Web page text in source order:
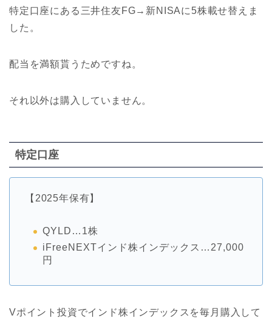
特定口座にある三井住友FG→新NISAに5株載せ替えま
した。
配当を満額貰うためですね。
それ以外は購入していません。
特定口座
【 2025年保有】
QYLD…1株
iFreeNEXTインド株インデックス…27,000
円
Vポイント投資でインド株インデックスを毎月購入して